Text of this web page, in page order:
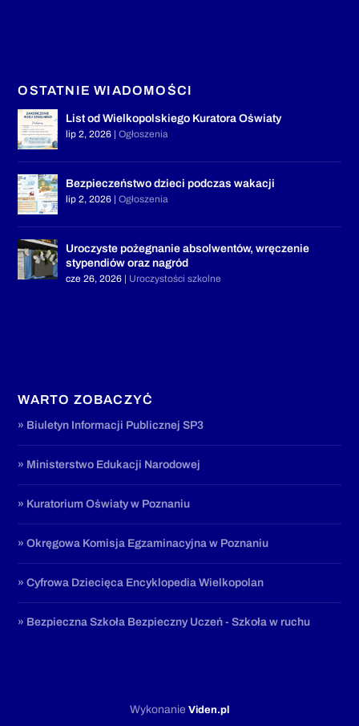
OSTATNIE WIADOMOŚCI
List od Wielkopolskiego Kuratora Oświaty
lip 2, 2026 |Ogłoszenia
Bezpieczeństwo dzieci podczas wakacji
lip 2, 2026 |Ogłoszenia
Uroczyste pożegnanie absolwentów, wręczenie
stypendiów oraz nagród
cze 26, 2026 | Uroczystości szkolne
WARTO ZOBACZYĆ
» Biuletyn Informacji Publicznej SP3
» Ministerstwo Edukacji Narodowej
» Kuratorium Oświaty w Poznaniu
» Okręgowa Komisja Egzaminacyjna w Poznaniu
» Cyfrowa Dziecięca Encyklopedia Wielkopolan
» Bezpieczna Szkoła Bezpieczny Uczeń - Szkoła w ruchu
Wykonanie Viden.pl